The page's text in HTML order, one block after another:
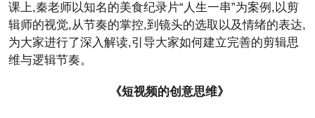
课上,秦老师以知名的美食纪录片“人生一串”为案例,以剪
辑师的视觉,从节奏的掌控,到镜头的选取以及情绪的表达,
为大家进行了深入解读,引导大家如何建立完善的剪辑思
维与逻辑节奏。
《短视频的创意思维》